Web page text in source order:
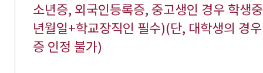
소년증, 외국인등록증, 중고생인 경우 학생
년월일+학교장직인 필수)(단, 대학생의 경
증 인정 불가)